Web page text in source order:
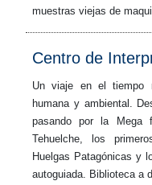
muestras viejas de
Centro de
Un viaje en el tiempo
humana y ambiental.
pasando por la Mega
Tehuelche, los
Huelgas Patagónicas y
autoguiada. Biblioteca a